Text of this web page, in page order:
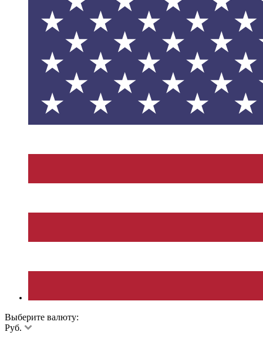
Выберите валюту:
Руб.